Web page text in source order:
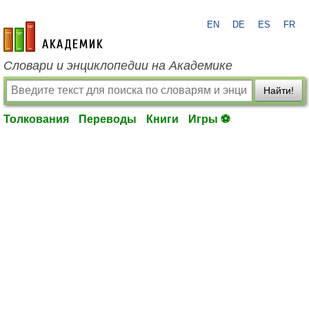
academic.ru
EN DE ES FR
Словари и энциклопедии на Академике
Найти!
Толкования Переводы Книги Игры ⚽